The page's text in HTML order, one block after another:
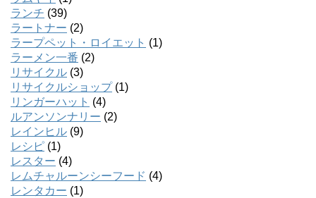
ランチ (39)
ラートナー (2)
ラープペット・ロイエット (1)
ラーメン一番 (2)
リサイクル (3)
リサイクルショップ(1)
リンガーハット (4)
ルアンソンナリー (2)
レインヒル (9)
レシピ (1)
レスター (4)
レムチャルーンシーフード (4)
レンタカー (1)